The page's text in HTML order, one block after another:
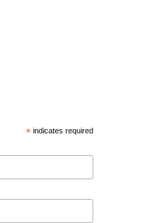
* indicates required